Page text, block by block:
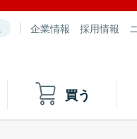
企業情報 採用情報
買う